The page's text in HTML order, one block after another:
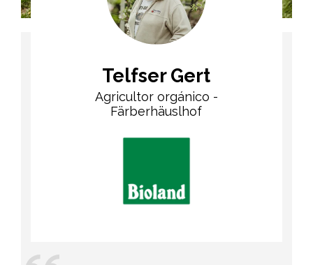
Telfser Gert
Agricultor orgánico -
Färberhäuslhof